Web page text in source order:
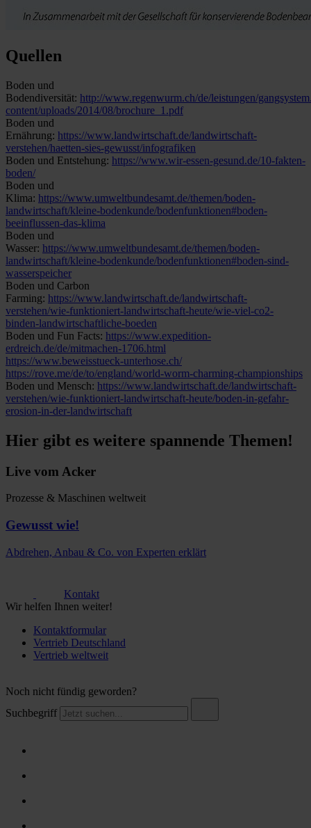
Quellen
Boden und
Bodendiversität: http://www.regenwurm.ch/de/leistungen/
content/uploads/2014/08/brochure_1.pdf
Boden und
Ernährung: https://www.landwirtschaft.de/landwirtschaft-
verstehen/haetten-sies-gewusst/infografiken
Boden und Entstehung: https://www.wir-essen-gesund.de/10-fakten-
boden/
Boden und
Klima: https://www.umweltbundesamt.de/themen/boden-
landwirtschaft/kleine-bodenkunde/bodenfunktionen#boden-
beeinflussen-das-klima
Boden und
Wasser: https://www.umweltbundesamt.de/themen/boden-
landwirtschaft/kleine-bodenkunde/bodenfunktionen#boden-sind-
wasserspeicher
Boden und Carbon
Farming: https://www.landwirtschaft.de/landwirtschaft-
verstehen/wie-funktioniert-landwirtschaft-heute/wie-viel-co2-
binden-landwirtschaftliche-boeden
Boden und Fun Facts: https://www.expedition-
erdreich.de/de/mitmachen-1706.html
https://www.beweisstueck-unterhose.ch/
https://rove.me/de/to/england/world-worm-charming-championships
Boden und Mensch: https://www.landwirtschaft.de/landwirtschaft-
verstehen/wie-funktioniert-landwirtschaft-heute/boden-in-gefahr-
erosion-in-der-landwirtschaft
Hier gibt es weitere spannende Themen!
Live vom Acker
Prozesse & Maschinen weltweit
Gewusst wie!
Abdrehen, Anbau & Co. von Experten erklärt
Kontakt
Wir helfen Ihnen weiter!
Kontaktformular
Vertrieb Deutschland
Vertrieb weltweit
Noch nicht fündig geworden?
Suchbegriff